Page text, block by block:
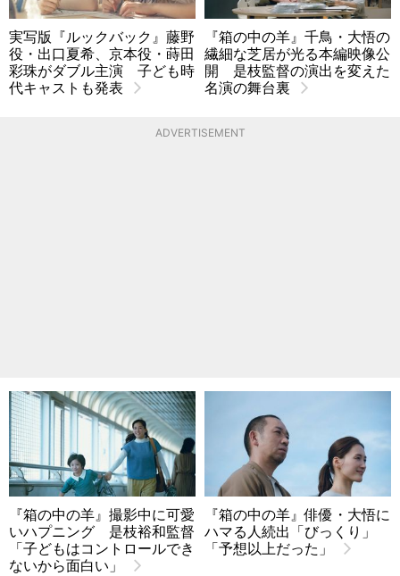
実写版『ルックバック』藤野
役・出口夏希、京本役・蒔田
彩珠がダブル主演 子ども時
代キャストも発表
『箱の中の羊』千鳥・大悟の
繊細な芝居が光る本編映像公
開 是枝監督の演出を変えた
名演の舞台裏
ADVERTISEMENT
『箱の中の羊』撮影中に可愛
いハプニング 是枝裕和監督
「子どもはコントロールでき
ないから面白い」
『箱の中の羊』俳優・大悟に
ハマる人続出「びっくり」
「予想以上だった」